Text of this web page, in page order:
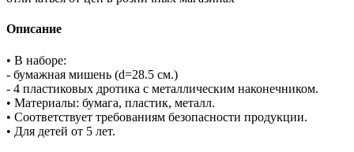
Описание
• В наборе:
- бумажная мишень (d=28.5 см.)
- 4 пластиковых дротика с металлическим наконечником.
• Материалы: бумага, пластик, металл.
• Соответствует требованиям безопасности продукции.
• Для детей от 5 лет.